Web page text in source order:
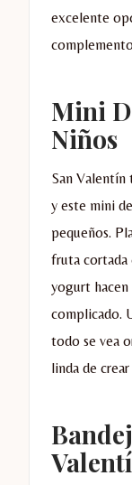
excelente
Mini
Niños
San Valentín
y este mini
pequeños.
fruta cortada
yogurt hacen
complicado.
todo se vea
linda de